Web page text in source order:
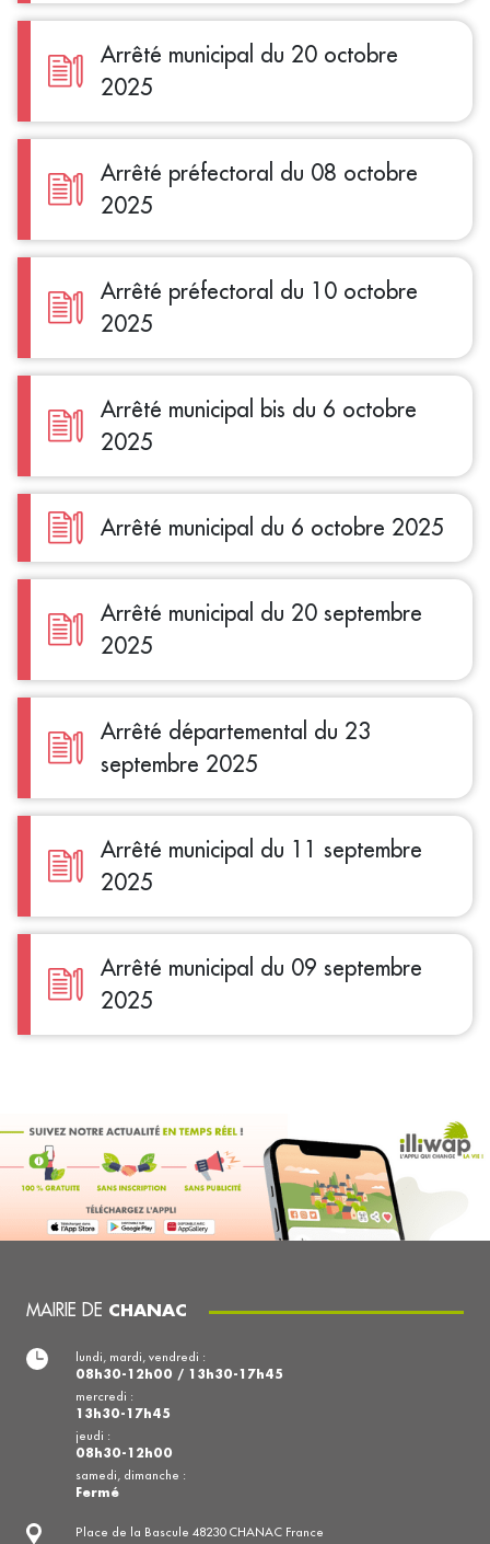
Arrêté municipal du 20 octobre
2025
Arrêté préfectoral du 08 octobre
2025
Arrêté préfectoral du 10 octobre
2025
Arrêté municipal bis du 6 octobre
2025
Arrêté municipal du 6 octobre 2025
Arrêté municipal du 20 septembre
2025
Arrêté départemental du 23
septembre 2025
Arrêté municipal du 11 septembre
2025
Arrêté municipal du 09 septembre
2025
MAIRIE DE CHANAC
Place de la Bascule 48230 CHANAC France
lundi, mardi, vendredi :
08h30-12h00 / 13h30-17h45
mercredi :
13h30-17h45
jeudi :
08h30-12h00
samedi, dimanche :
Fermé